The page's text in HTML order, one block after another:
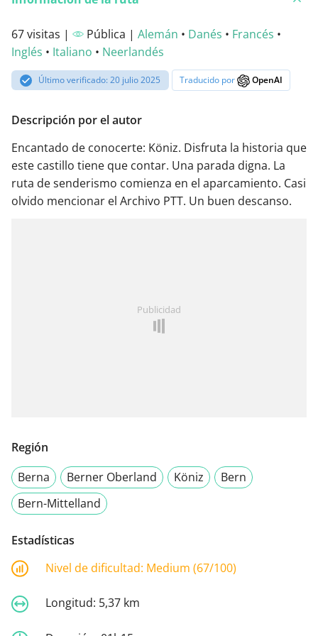
67 visitas | Pública | Alemán • Danés • Francés •
Inglés • Italiano • Neerlandés
Último verificado: 20 julio 2025 Traducido por OpenAI
Descripción por el autor
Encantado de conocerte: Köniz. Disfruta la historia que
este castillo tiene que contar. Una parada digna. La
ruta de senderismo comienza en el aparcamiento. Casi
olvido mencionar el Archivo PTT. Un buen descanso.
Publicidad
Región
Berna
Berner Oberland Köniz
Bern
Bern-Mittelland
Estadísticas
Nivel de dificultad: Medium (67/100)
Longitud: 5,37 km